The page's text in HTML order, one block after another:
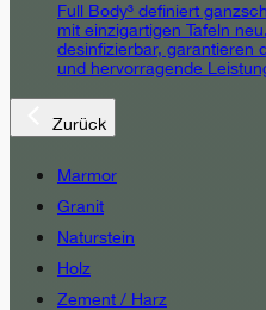
Full Body³ definiert
mit einzigartigen Tafeln
desinfizierbar, garantieren
und hervorragende
Zurück
Marmor
Granit
Naturstein
Holz
Zement / Harz